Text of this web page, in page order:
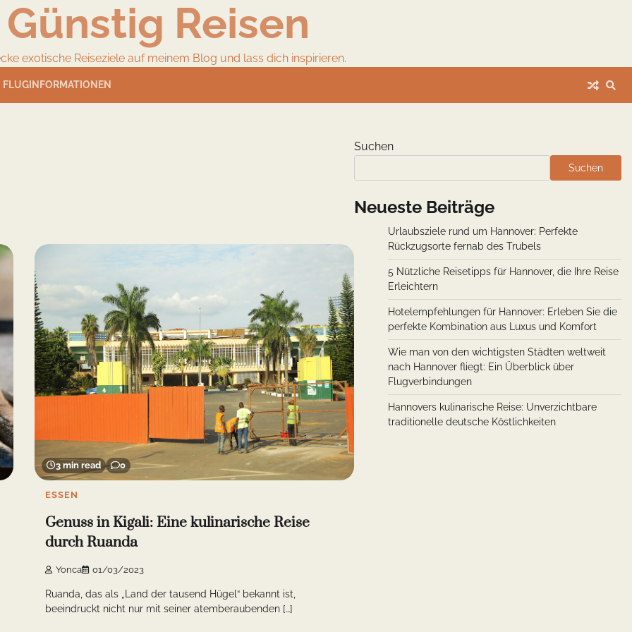
Günstig Reisen
exotische Reiseziele auf meinem Blog und lass dich inspirieren.
FLUGINFORMATIONEN
3 min read 0
ESSEN
Genuss in Kigali: Eine kulinarische Reise
durch Ruanda
Yonca 01/03/2023
Ruanda, das als „Land der tausend Hügel“ bekannt ist,
beeindruckt nicht nur mit seiner atemberaubenden […]
Suchen
Suchen
Neueste Beiträge
Urlaubsziele rund um Hannover: Perfekte
Rückzugsorte fernab des Trubels
5 Nützliche Reisetipps für Hannover, die Ihre Reise
Erleichtern
Hotelempfehlungen für Hannover: Erleben Sie die
perfekte Kombination aus Luxus und Komfort
Wie man von den wichtigsten Städten weltweit
nach Hannover fliegt: Ein Überblick über
Flugverbindungen
Hannovers kulinarische Reise: Unverzichtbare
traditionelle deutsche Köstlichkeiten